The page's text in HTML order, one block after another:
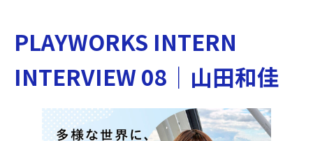
PLAYWORKS INTERN
INTERVIEW 08｜山田和佳